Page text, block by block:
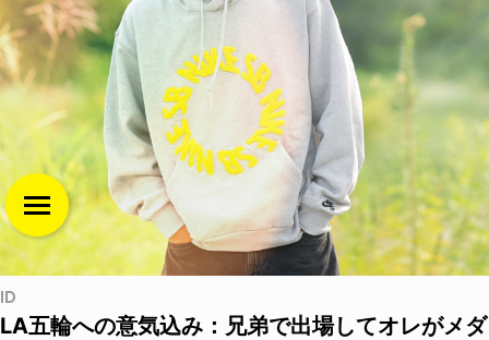
ID
LA五輪への意気込み：兄弟で出場してオレがメダ